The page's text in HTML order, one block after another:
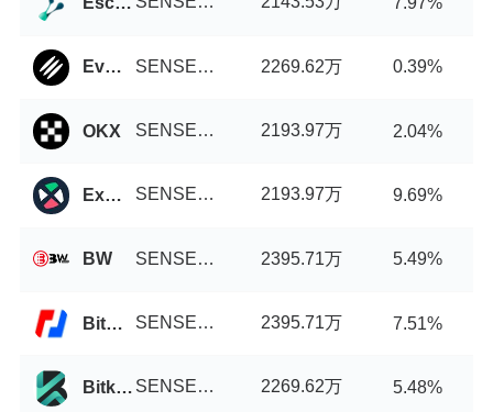
EvmoSwap SENSE币/USDT 2269.62万 0.39%
OKX SENSE币/USDT 2193.97万 2.04%
ExMarkets SENSE币/USDT 2193.97万 9.69%
BW SENSE币/USDT 2395.71万 5.49%
BitMEX SENSE币/USDT 2395.71万 7.51%
Bitkop SENSE币/USDT 2269.62万 5.48%